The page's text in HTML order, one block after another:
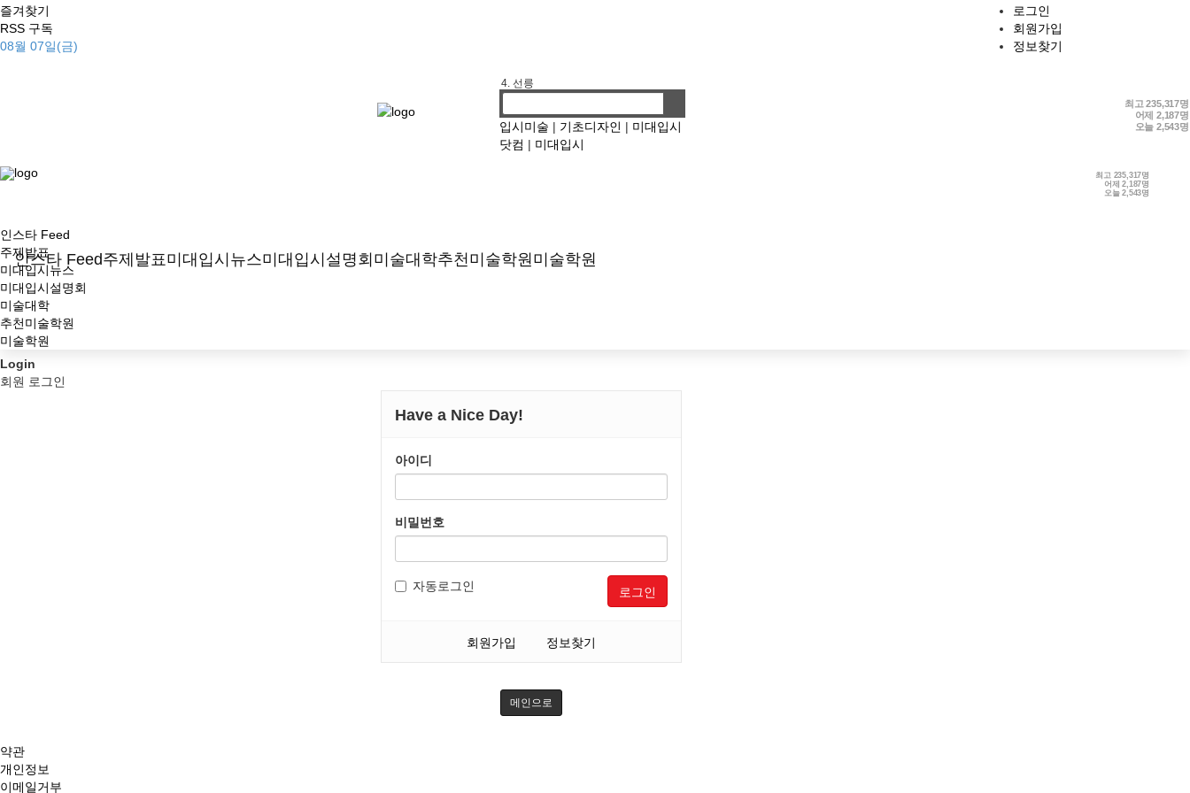
즐겨찾기
RSS 구독
08월 07일(금)
로그인
회원가입
정보찾기
최고235,317명
어제 2,187명
오늘 2,543명
4. 선릉
입시미술 | 기초디자인 | 미대입시
닷컴 | 미대입시
최고 235,317명
어제2,187명
오늘2,543명
인스타 Feed주제발표미대입시뉴스미대입시설명회 미술대학추천미술학원 미술학원
인스타 Feed
주제발표
미대입시뉴스
미대입시설명회
미술대학
추천미술학원
미술학원
Login
회원 로그인
Have a Nice Day!
아이디
비밀번호
자동로그인 로그인
회원가입 정보찾기
메인으로
약관
개인정보
이메일거부